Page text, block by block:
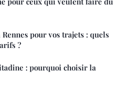
pour vos trajets : quels
?
: pourquoi choisir la